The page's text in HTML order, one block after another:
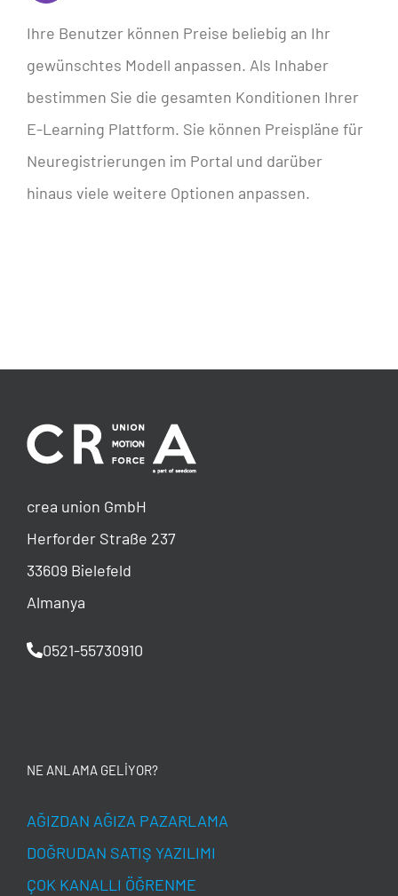
Ihre Benutzer können Preise beliebig an Ihr
gewünschtes Modell anpassen. Als Inhaber
bestimmen Sie die gesamten Konditionen Ihrer
E-Learning Plattform. Sie können Preispläne für
Neuregistrierungen im Portal und darüber
hinaus viele weitere Optionen anpassen.
crea union GmbH
Herforder Straße 237
33609 Bielefeld
Almanya
0521-55730910
NE ANLAMA GELİYOR?
AĞIZDAN AĞIZA PAZARLAMA
DOĞRUDAN SATIŞ YAZILIMI
ÇOK KANALLI ÖĞRENME